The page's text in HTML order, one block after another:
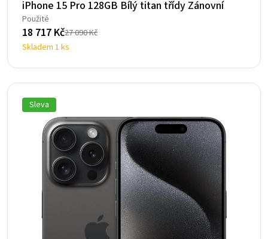
iPhone 15 Pro 128GB Bílý titan třídy Zánovní
Použité
27 090Kč
Původní
cena
byla:
27
090 Kč.
18 717 Kč
Aktuální
cena
je:
18
717 Kč.
Skladem 1 ks
Sleva